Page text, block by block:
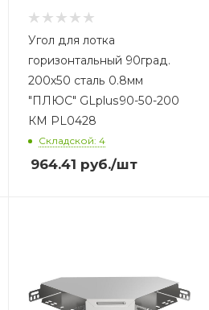
Угол для лотка
горизонтальный 90град.
200х50 сталь 0.8мм
"ПЛЮС" GLplus90-50-200
КМ PL0428
Складской: 4
964.41 руб./шт